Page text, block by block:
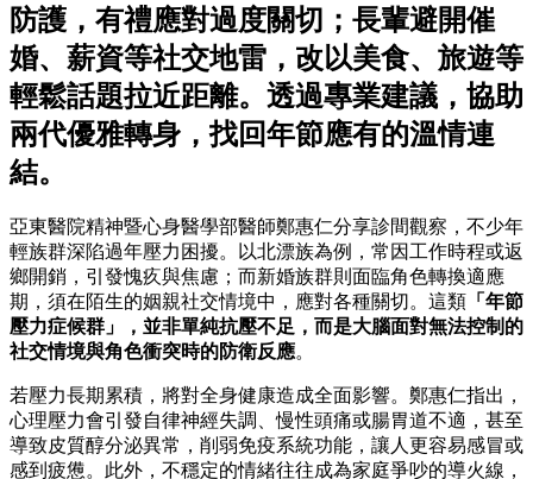
防護，有禮應對過度關切；長輩避開催
婚、薪資等社交地雷，改以美食、旅遊等
輕鬆話題拉近距離。透過專業建議，協助
兩代優雅轉身，找回年節應有的溫情連
結。
亞東醫院精神暨心身醫學部醫師鄭惠仁分享診間觀察，不少年
輕族群深陷過年壓力困擾。以北漂族為例，常因工作時程或返
鄉開銷，引發愧疚與焦慮；而新婚族群則面臨角色轉換適應
期，須在陌生的姻親社交情境中，應對各種關切。這類 「年節
壓力症候群」，並非單純抗壓不足，而是大腦面對無法控制的
社交情境與角色衝突時的防衛反應。
若壓力長期累積，將對全身健康造成全面影響。鄭惠仁指出，
心理壓力會引發自律神經失調、慢性頭痛或腸胃道不適，甚至
導致皮質醇分泌異常，削弱免疫系統功能，讓人更容易感冒或
感到疲憊。此外，不穩定的情緒往往成為家庭爭吵的導火線，